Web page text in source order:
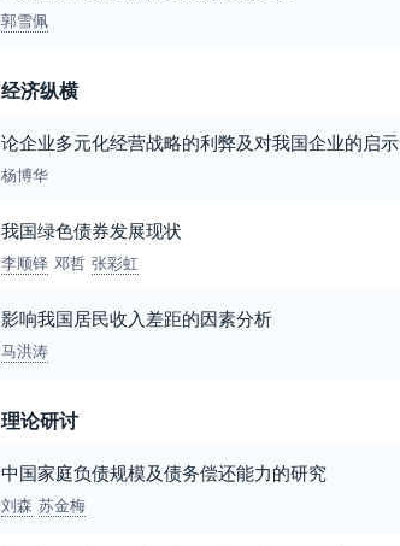
郭雪佩
经济纵横
论企业多元化经营战略的利弊及对我国企业的启示
杨博华
我国绿色债券发展现状
李顺铎 邓哲 张彩虹
影响我国居民收入差距的因素分析
马洪涛
理论研讨
中国家庭负债规模及债务偿还能力的研究
刘森 苏金梅